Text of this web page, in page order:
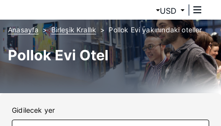
USD
Anasayfa Birleşik Krallık Pollok Evi yakınındaki oteller
Pollok Evi Otel
Gidilecek yer